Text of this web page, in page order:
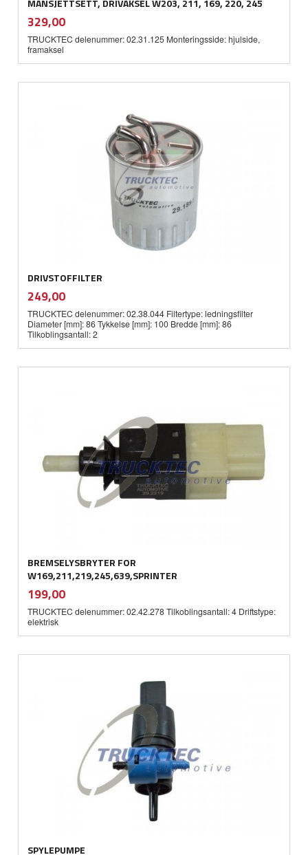
Pris
329,00mva.
TRUCKTEC delenummer: 02.31.125 Monteringsside: hjulside,
framaksel
DRIVSTOFFILTER
Pris
249,00mva.
TRUCKTEC delenummer: 02.38.044 Filtertype: ledningsfilter
Diameter [mm]: 86 Tykkelse [mm]: 100 Bredde [mm]: 86
Tilkoblingsantall: 2
BREMSELYSBRYTER FOR
W169,211,219,245,639,SPRINTER
Pris
199,00mva.
TRUCKTEC delenummer: 02.42.278 Tilkoblingsantall: 4 Driftstype:
elektrisk
SPYLEPUMPE